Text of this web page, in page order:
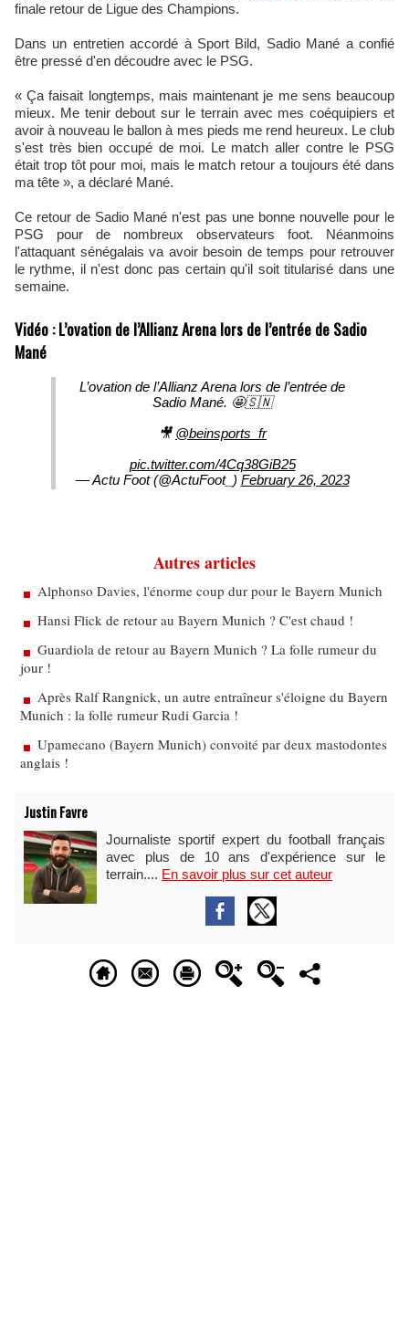
finale retour de Ligue des Champions.
Dans un entretien accordé à Sport Bild, Sadio Mané a confié
être pressé d'en découdre avec le PSG.
« Ça faisait longtemps, mais maintenant je me sens beaucoup
mieux. Me tenir debout sur le terrain avec mes coéquipiers et
avoir à nouveau le ballon à mes pieds me rend heureux. Le club
s'est très bien occupé de moi. Le match aller contre le PSG
était trop tôt pour moi, mais le match retour a toujours été dans
ma tête », a déclaré Mané.
Ce retour de Sadio Mané n'est pas une bonne nouvelle pour le
PSG pour de nombreux observateurs foot. Néanmoins
l'attaquant sénégalais va avoir besoin de temps pour retrouver
le rythme, il n'est donc pas certain qu'il soit titularisé dans une
semaine.
Vidéo : L’ovation de l’Allianz Arena lors de l’entrée de Sadio
Mané
L’ovation de l’Allianz Arena lors de l’entrée de
Sadio Mané. 🤩🇸🇳
🎥 @beinsports_fr
pic.twitter.com/4Cq38GiB25
— Actu Foot (@ActuFoot_) February 26, 2023
Autres articles
Alphonso Davies, l'énorme coup dur pour le Bayern Munich
Hansi Flick de retour au Bayern Munich ? C'est chaud !
Guardiola de retour au Bayern Munich ? La folle rumeur du
jour !
Après Ralf Rangnick, un autre entraîneur s'éloigne du Bayern
Munich : la folle rumeur Rudi Garcia !
Upamecano (Bayern Munich) convoité par deux mastodontes
anglais !
Justin Favre
Journaliste sportif expert du football français
avec plus de 10 ans d'expérience sur le
terrain.... En savoir plus sur cet auteur